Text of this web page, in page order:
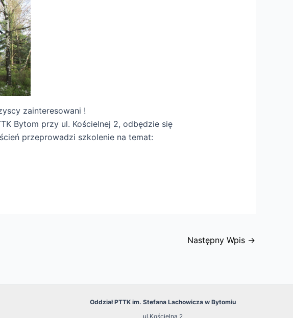
zainteresowani !
Bytom przy ul. Kościelnej 2, odbędzie się
przeprowadzi szkolenie na temat:
Następny Wpis →
Oddział PTTK im. Stefana Lachowicza w Bytomiu
ul.Kościelna 2